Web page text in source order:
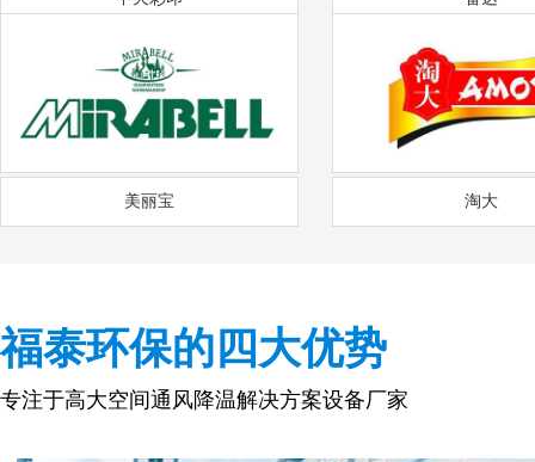
美丽宝 淘大
福泰环保的四大优势
专注于高大空间通风降温解决方案设备厂家